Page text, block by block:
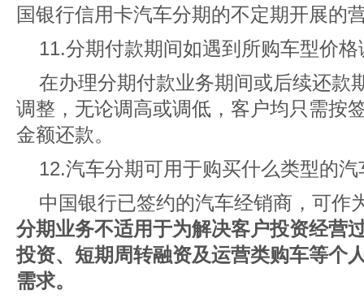
国银行信用卡汽车分期的不定期开展的
11.分期付款期间如遇到所购车型价
在办理分期付款业务期间或后续还款
调整，无论调高或调低，客户均只需按
金额还款。
12.汽车分期可用于购买什么类型的汽
中国银行已签约的汽车经销商，可作
分期业务不适用于为解决客户投资经营
投资、短期周转融资及运营类购车等个
需求。